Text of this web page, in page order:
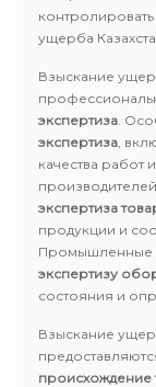
ущерба
Взыскание
экспертиза.
экспертиза,
качества работ
экспертиза
продукции и
Промышленные
экспертизу
состояния и
Взыскание
происхождение